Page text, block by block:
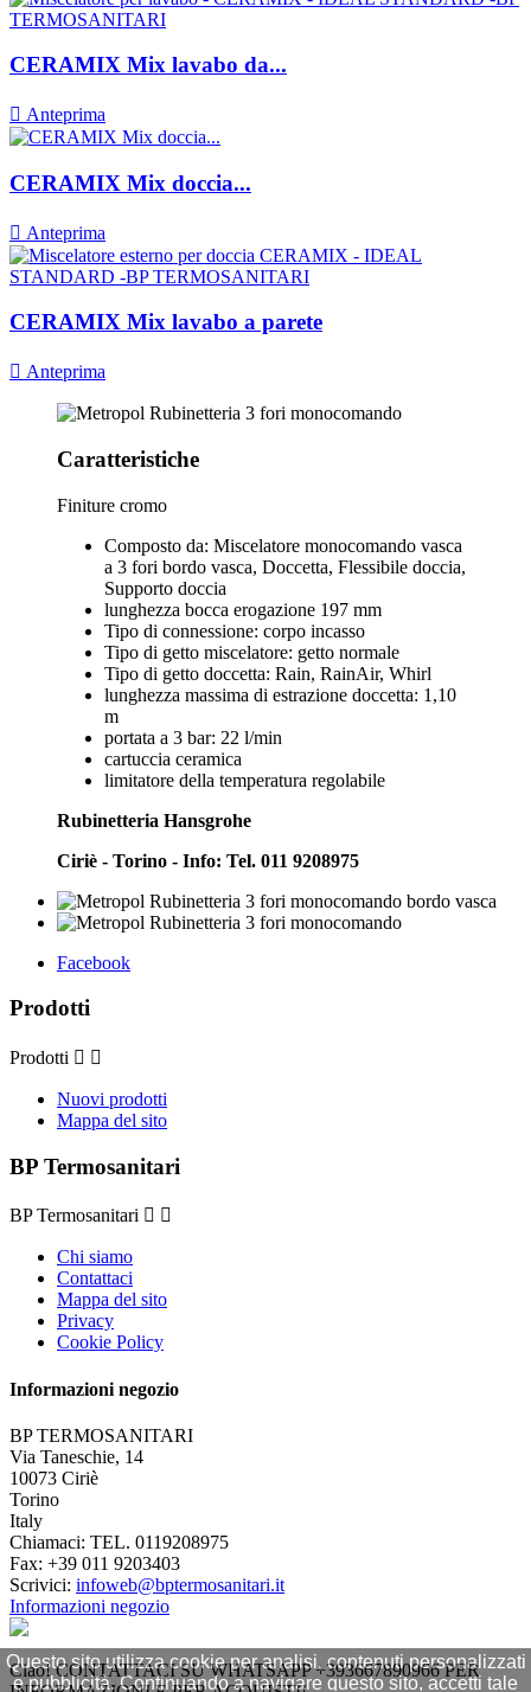
CERAMIX Mix lavabo da...
 Anteprima
CERAMIX Mix doccia...
 Anteprima
CERAMIX Mix lavabo a parete
 Anteprima
Caratteristiche
Finiture cromo
Composto da: Miscelatore monocomando vasca
a 3 fori bordo vasca, Doccetta, Flessibile doccia,
Supporto doccia
lunghezza bocca erogazione 197 mm
Tipo di connessione: corpo incasso
Tipo di getto miscelatore: getto normale
Tipo di getto doccetta: Rain, RainAir, Whirl
lunghezza massima di estrazione doccetta: 1,10
m
portata a 3 bar: 22 l/min
cartuccia ceramica
limitatore della temperatura regolabile
Rubinetteria Hansgrohe
Ciriè - Torino - Info: Tel. 011 9208975
Facebook
Prodotti
Prodotti  
Nuovi prodotti
Mappa del sito
BP Termosanitari
BP Termosanitari  
Chi siamo
Contattaci
Mappa del sito
Privacy
Cookie Policy
Informazioni negozio
BP TERMOSANITARI
Via Taneschie, 14
10073 Ciriè
Torino
Italy
Chiamaci: TEL. 0119208975
Fax: +39 011 9203403
Scrivici: infoweb@bptermosanitari.it
Informazioni negozio
Questo sito utilizza cookie per analisi, contenuti personalizzati
e pubblicità. Continuando a navigare questo sito, accetti tale
Ciao! CONTATTACI SU WHATSAPP +393667890966 PER